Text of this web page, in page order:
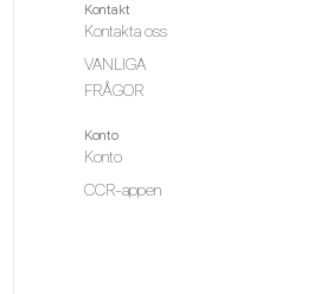
Kontakt
Kontakta oss
VANLIGA
FRÅGOR
Konto
Konto
CCR-appen